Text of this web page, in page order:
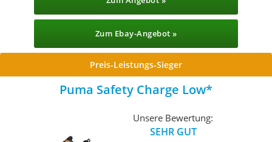
Zum Ebay-Angebot »
Preis-Leistungs-Sieger
Puma Safety Charge Low
Unsere Bewertung:
SEHR GUT